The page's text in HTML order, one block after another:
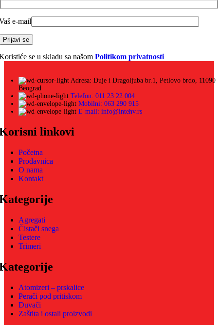
e-mail
se u skladu sa našom Politikom privatnosti
Adresa: Đuje i Dragoljuba br.1, Petlovo brdo, 11090
Beograd
Telefon: 011 23 22 004
Mobilni: 063 290 915
E-mail: info@intehv.rs
linkovi
Početna
Prodavnica
O nama
Kontakt
Agregati
Čistači snega
Testere
Trimeri
Atomizeri – prskalice
Perači pod pritiskom
Duvači
Zaštita i ostali proizvodi